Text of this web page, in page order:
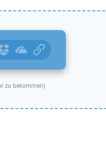
zu bekommen)